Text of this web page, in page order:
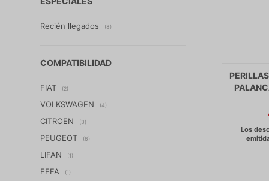
Recién llegados (8)
COMPATIBILIDAD
FIAT (2)
VOLKSWAGEN (4)
CITROEN (3)
PEUGEOT (6)
LIFAN (1)
EFFA (1)